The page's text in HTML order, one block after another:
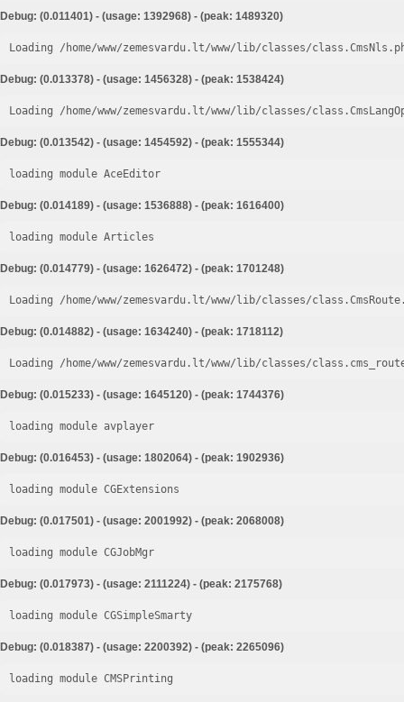
Debug: (0.011401) - (usage: 1392968) - (peak: 1489320)
Loading /home/www/zemesvardu.lt/www/lib/classes/
Debug: (0.013378) - (usage: 1456328) - (peak: 1538424)
Loading /home/www/zemesvardu.lt/www/lib/classes/
Debug: (0.013542) - (usage: 1454592) - (peak: 1555344)
loading module AceEditor
Debug: (0.014189) - (usage: 1536888) - (peak: 1616400)
loading module Articles
Debug: (0.014779) - (usage: 1626472) - (peak: 1701248)
Loading /home/www/zemesvardu.lt/www/lib/classes/
Debug: (0.014882) - (usage: 1634240) - (peak: 1718112)
Loading /home/www/zemesvardu.lt/www/lib/classes/
Debug: (0.015233) - (usage: 1645120) - (peak: 1744376)
loading module avplayer
Debug: (0.016453) - (usage: 1802064) - (peak: 1902936)
loading module CGExtensions
Debug: (0.017501) - (usage: 2001992) - (peak: 2068008)
loading module CGJobMgr
Debug: (0.017973) - (usage: 2111224) - (peak: 2175768)
loading module CGSimpleSmarty
Debug: (0.018387) - (usage: 2200392) - (peak: 2265096)
loading module CMSPrinting